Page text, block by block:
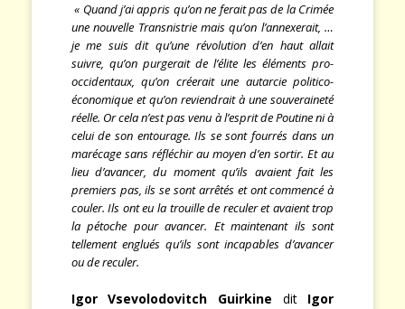
« Quand j’ai appris qu’on ne ferait pas de la Crimée
une nouvelle Transnistrie mais qu’on l’annexerait, …
je me suis dit qu’une révolution d’en haut allait
suivre, qu’on purgerait de l’élite les éléments pro-
occidentaux, qu’on créerait une autarcie politico-
économique et qu’on reviendrait à une souveraineté
réelle. Or cela n’est pas venu à l’esprit de Poutine ni à
celui de son entourage. Ils se sont fourrés dans un
marécage sans réfléchir au moyen d’en sortir. Et au
lieu d’avancer, du moment qu’ils avaient fait les
premiers pas, ils se sont arrêtés et ont commencé à
couler. Ils ont eu la trouille de reculer et avaient trop
la pétoche pour avancer. Et maintenant ils sont
tellement englués qu’ils sont incapables d’avancer
ou de reculer.
Igor Vsevolodovitch Guirkine dit Igor